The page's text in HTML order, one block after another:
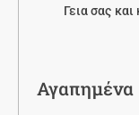
Γεια σας
Αγαπημένα